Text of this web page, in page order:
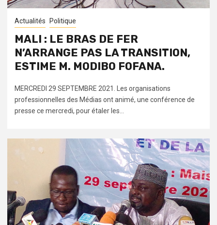
Actualités Politique
MALI : LE BRAS DE FER
N’ARRANGE PAS LA TRANSITION,
ESTIME M. MODIBO FOFANA.
MERCREDI 29 SEPTEMBRE 2021. Les organisations
professionnelles des Médias ont animé, une conférence de
presse ce mercredi, pour étaler les...